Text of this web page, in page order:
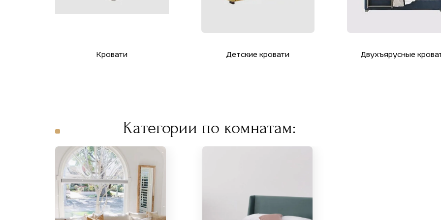
Кровати Детские кровати Двухъярусные
Категории по комнатам: